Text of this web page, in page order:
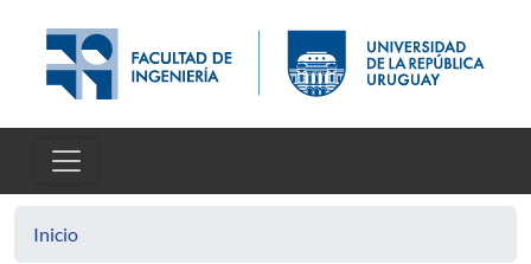
Inicio